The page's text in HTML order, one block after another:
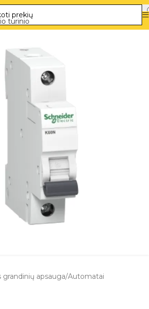
turinio
kad padidintumėte
grandinių apsauga/Automatai